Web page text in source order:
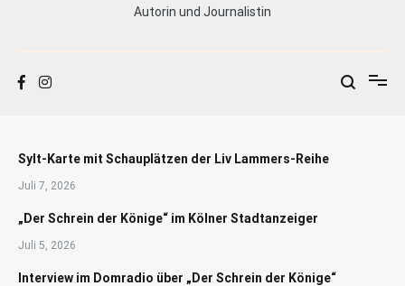
Autorin und Journalistin
Sylt-Karte mit Schauplätzen der Liv Lammers-Reihe
Juli 7, 2026
„Der Schrein der Könige“ im Kölner Stadtanzeiger
Juli 5, 2026
Interview im Domradio über „Der Schrein der Könige“